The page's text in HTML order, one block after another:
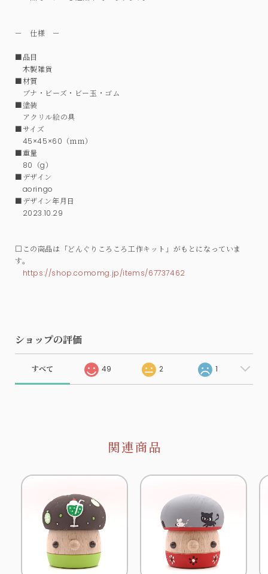
－ 仕様 －
■品目
木製雑貨
■材質
ブナ・ビーズ・ビー玉・ゴム
■塗装
アクリル絵の具
■サイズ
45×45×60（ｍｍ）
■重量
80（g）
■デザイン
aoringo
■デザイン年月日
2023.10.29
□この商品は「どんぐりころころ工作キット」がもとになっていま
す。
https://shop.comomg.jp/items/67737462
ショップの評価
すべて 49 2 1
関連商品